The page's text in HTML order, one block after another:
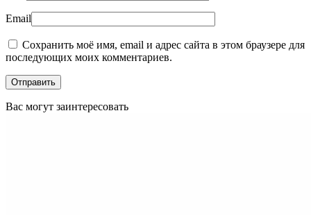
Email
Сохранить моё имя, email и адрес сайта в этом браузере для
последующих моих комментариев.
Вас могут заинтересовать